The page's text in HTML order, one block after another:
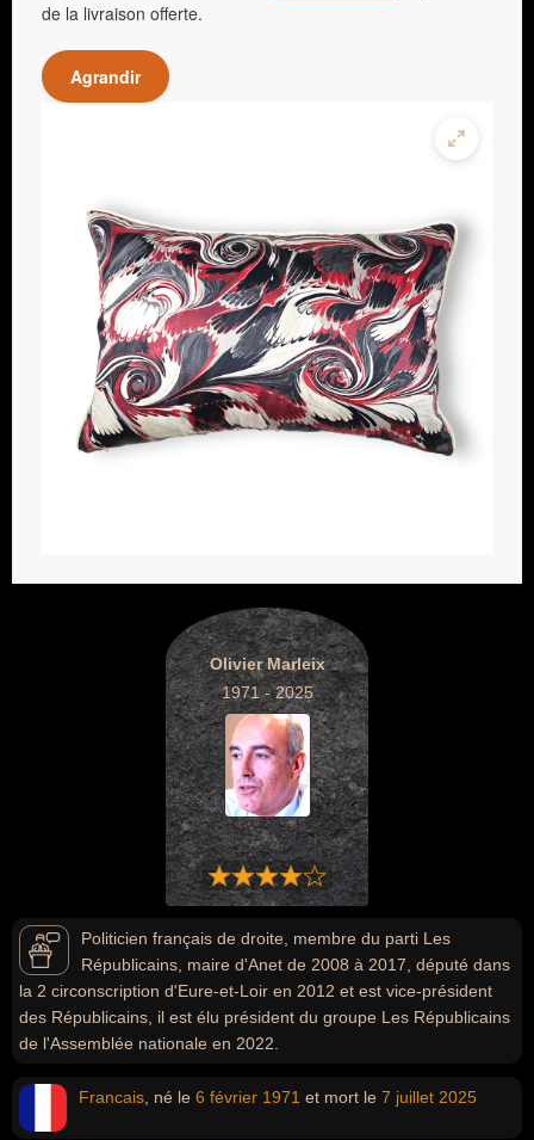
de la livraison offerte.
Agrandir
Olivier Marleix
1971 - 2025
Politicien français de droite, membre du parti Les
Républicains, maire d'Anet de 2008 à 2017, député dans
la 2 circonscription d'Eure-et-Loir en 2012 et est vice-président
des Républicains, il est élu président du groupe Les Républicains
de l'Assemblée nationale en 2022.
Francais , né le 6 février 1971 et mort le 7 juillet 2025